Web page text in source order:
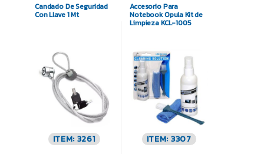
Candado De Seguridad
Con Llave 1 Mt
ITEM: 3261
Accesorio Para
Notebook Opula Kit de
Limpieza KCL-1005
ITEM: 3307